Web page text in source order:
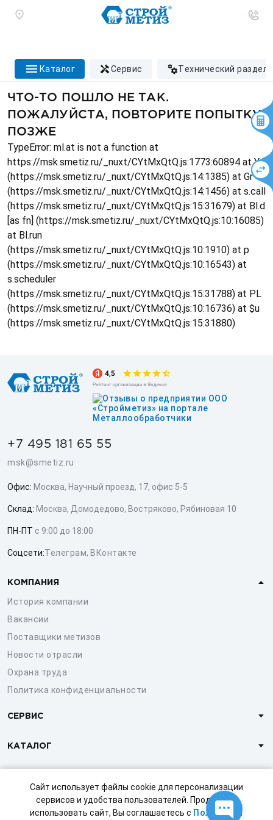
Сайт использует файлы cookie для персонализации
сервисов и удобства пользователей. Продолжая
использовать сайт, Вы соглашаетесь с Политикой
каталог сервис технический раздел
ЧТО-ТО ПОШЛО НЕ ТАК.
ПОЖАЛУЙСТА, ПОВТОРИТЕ ПОПЫТКУ
ПОЗЖЕ
TypeError: ml.at is not a function at
https://msk.smetiz.ru/_nuxt/CYtMxQtQ.js:1773:60894 at Ys
(https://msk.smetiz.ru/_nuxt/CYtMxQtQ.js:14:1385) at Gr
(https://msk.smetiz.ru/_nuxt/CYtMxQtQ.js:14:1456) at s.call
(https://msk.smetiz.ru/_nuxt/CYtMxQtQ.js:15:31679) at Bl.d
[as fn] (https://msk.smetiz.ru/_nuxt/CYtMxQtQ.js:10:16085)
at Bl.run
(https://msk.smetiz.ru/_nuxt/CYtMxQtQ.js:10:1910) at p
(https://msk.smetiz.ru/_nuxt/CYtMxQtQ.js:10:16543) at
s.scheduler
(https://msk.smetiz.ru/_nuxt/CYtMxQtQ.js:15:31788) at PL
(https://msk.smetiz.ru/_nuxt/CYtMxQtQ.js:10:16736) at $u
(https://msk.smetiz.ru/_nuxt/CYtMxQtQ.js:15:31880)
+7 495 181 65 55
msk@smetiz.ru
Офис: Москва, Научный проезд, 17, офис 5-5
Склад: Москва, Домодедово, Востряково, Рябиновая 10
ПН-ПТ с 9:00 до 18:00
Соцсети:Телеграм, ВКонтакте
КОМПАНИЯ
История компании
Вакансии
Поставщики метизов
Новости отрасли
Охрана труда
Политика конфиденциальности
СЕРВИС
КАТАЛОГ